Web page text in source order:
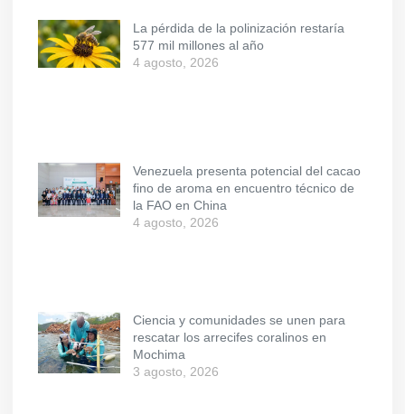
La pérdida de la polinización restaría
577 mil millones al año
4 agosto, 2026
Venezuela presenta potencial del cacao
fino de aroma en encuentro técnico de
la FAO en China
4 agosto, 2026
Ciencia y comunidades se unen para
rescatar los arrecifes coralinos en
Mochima
3 agosto, 2026